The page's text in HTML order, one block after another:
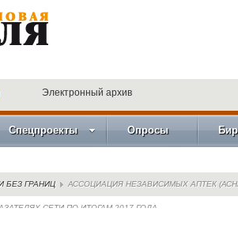
Электронный архив
Спецпроекты Опросы
БЕЗ ГРАНИЦ АССОЦИАЦИЯ НЕЗАВИСИМЫХ АПТЕК
СЕТИ ПО ИТОГАМ 2017 ГОДА